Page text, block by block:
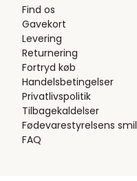
Find os
Gavekort
Levering
Returnering
Fortryd køb
Handelsbetingelser
Privatlivspolitik
Tilbagekaldelser
Fødevarestyrelsens
FAQ